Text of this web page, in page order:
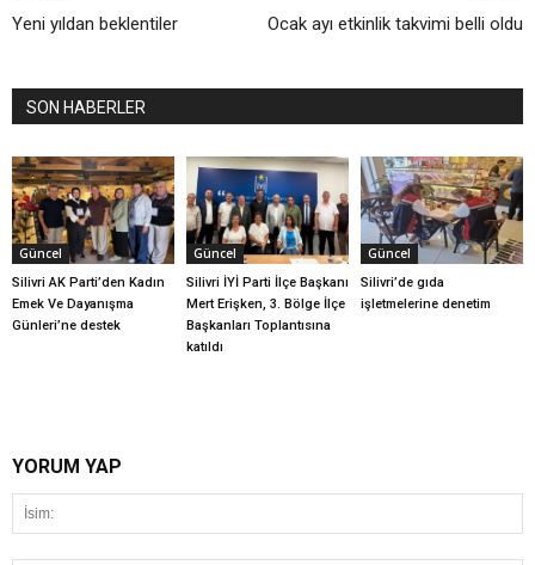
Yeni yıldan beklentiler Ocak ayı etkinlik takvimi belli oldu
SON HABERLER
Güncel
Silivri AK Parti’den Kadın
Emek Ve Dayanışma
Günleri’ne destek
Güncel
Silivri İYİ Parti İlçe Başkanı
Mert Erişken, 3. Bölge İlçe
Başkanları Toplantısına
katıldı
Güncel
Silivri’de gıda
işletmelerine denetim
YORUM YAP